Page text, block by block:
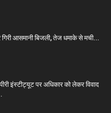
गिरी आसमानी बिजली, तेज धमाके से मची...
इंस्टीट्यूट पर अधिकार को लेकर विवाद